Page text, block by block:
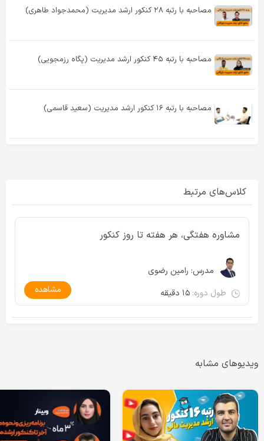
مصاحبه با رتبه ۲۸ کنکور ارشد مدیریت (محمدجواد طاهری)
مصاحبه با رتبه ۴۵ کنکور ارشد مدیریت (پگاه رزمجویی)
مصاحبه با رتبه ۱۶ کنکور ارشد مدیریت (سعید قاسمی)
کلاس‌های مرتبط
مشاوره هفتگی، هر هفته تا روز کنکور
مدرس: رامین رضوی
طول دوره: ۱۵ دقیقه مشاهده
ویدیوهای مشابه